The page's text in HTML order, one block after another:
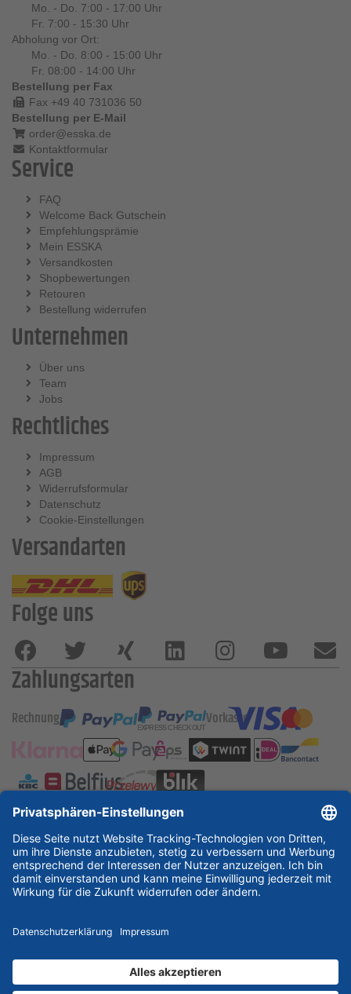
Mo. - Do. 7:00 - 17:00 Uhr
Fr. 7:00 - 15:30 Uhr
Abholung vor Ort:
Mo. - Do. 8:00 - 15:00 Uhr
Fr. 08:00 - 14:00 Uhr
Bestellung per Fax
Fax +49 40 731036 50
Bestellung per E-Mail
order@esska.de
Kontaktformular
Service
FAQ
Welcome Back Gutschein
Empfehlungsprämie
Mein ESSKA
Versandkosten
Shopbewertungen
Retouren
Bestellung widerrufen
Unternehmen
Über uns
Team
Jobs
Rechtliches
Impressum
AGB
Widerrufsformular
Datenschutz
Cookie-Einstellungen
Versandarten
Folge uns
Zahlungsarten
Rechnung Vorkasse
ESSKA International
new
new new